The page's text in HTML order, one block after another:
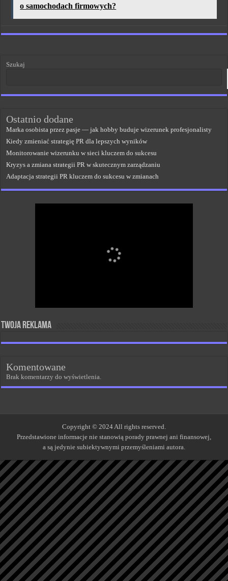
o samochodach firmowych?
Szukaj
Ostatnio dodane
Marka osobista przez pasje — jak hobby buduje wizerunek profesjonalisty
Kiedy zmieniać strategię PR dla lepszych wyników
Monitorowanie wizerunku w sieci kluczem do sukcesu
Kryzys a zmiana strategii PR w skutecznym zarządzaniu
Adaptacja strategii PR kluczem do sukcesu w zmianach
Twoja reklama
Komentowane
Brak komentarzy do wyświetlenia.
Copyright © 2024 All rights reserved.
Przedstawione informacje nie stanowią porady prawnej ani finansowej,
a są jedynie subiektywnymi przemyśleniami autora.